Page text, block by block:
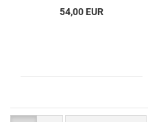
54,00 EUR